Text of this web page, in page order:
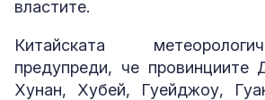
властите.
Китайската
предупреди, че провинциите
Хунан, Хубей, Гуейджоу,